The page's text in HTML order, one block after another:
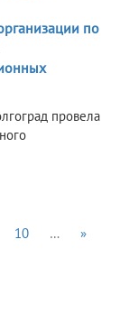
по
провела
10 …
»